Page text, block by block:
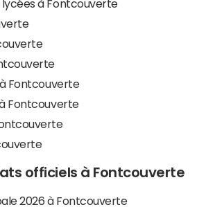
à Fontcouverte
Fontcouverte
Fontcouverte
officiels à Fontcouverte
2026 à Fontcouverte